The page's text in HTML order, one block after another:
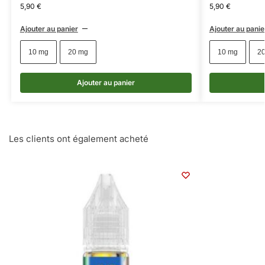
5,90 €
Ajouter au panier
10 mg 20 mg
Ajouter au panier
5,90 €
Ajouter au
10 mg
Les clients ont également acheté